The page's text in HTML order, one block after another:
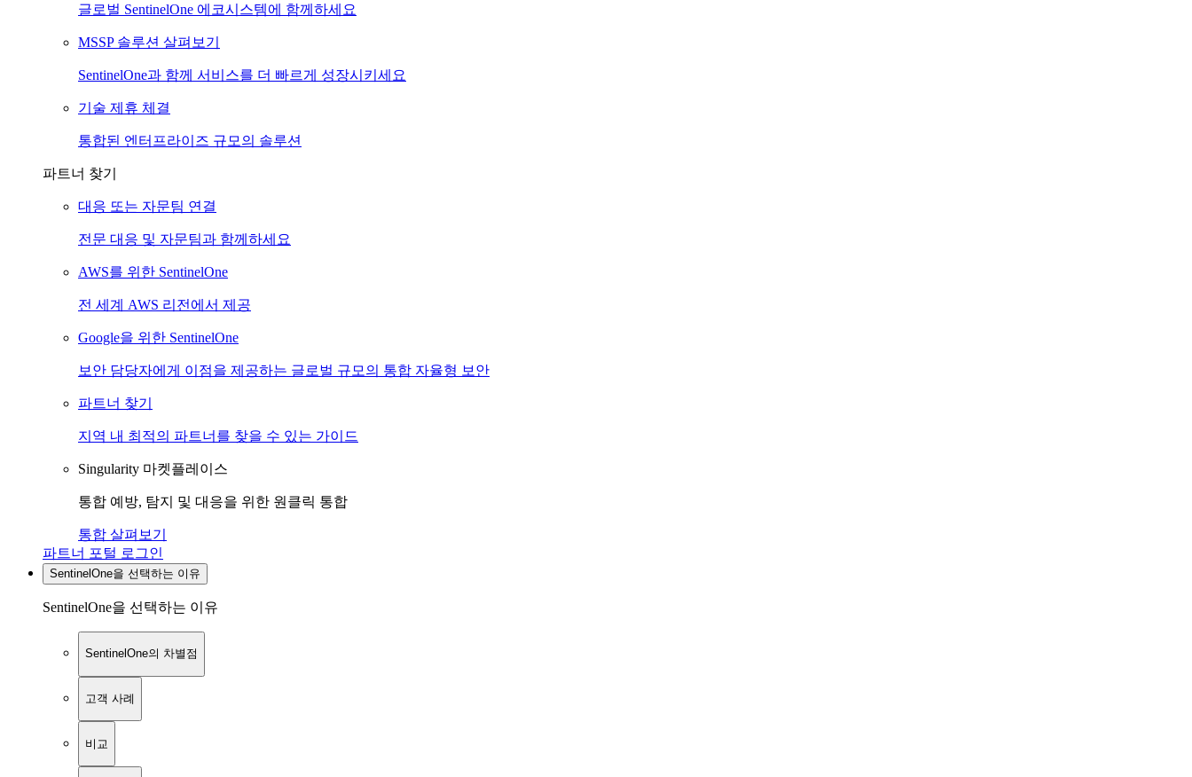
글로벌 SentinelOne 에코시스템에 함께하세요
MSSP 솔루션 살펴보기
SentinelOne과 함께 서비스를 더 빠르게 성장시키세요
기술 제휴 체결
통합된 엔터프라이즈 규모의 솔루션
파트너 찾기
대응 또는 자문팀 연결
전문 대응 및 자문팀과 함께하세요
AWS를 위한 SentinelOne
전 세계 AWS 리전에서 제공
Google을 위한 SentinelOne
보안 담당자에게 이점을 제공하는 글로벌 규모의 통합 자율형 보안
파트너 찾기
지역 내 최적의 파트너를 찾을 수 있는 가이드
Singularity 마켓플레이스
통합 예방, 탐지 및 대응을 위한 원클릭 통합
통합 살펴보기
파트너 포털 로그인
SentinelOne을 선택하는 이유
SentinelOne을 선택하는 이유
SentinelOne의 차별점
고객 사례
비교